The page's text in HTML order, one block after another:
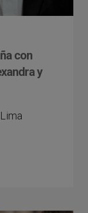
con
y